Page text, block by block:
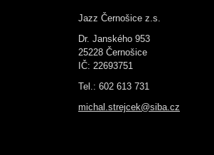
Jazz Černošice z.s.
Dr. Janského 953
25228 Černošice
IČ: 22693751
Tel.: 602 613 731
michal.strejcek@siba.cz